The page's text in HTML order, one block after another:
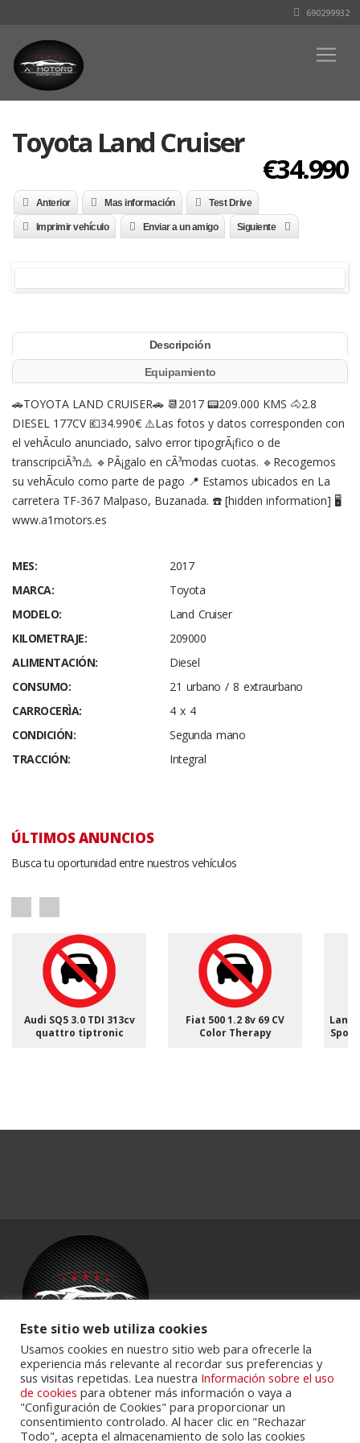
690299932
Toyota Land Cruiser
€34.990
Anterior Mas información Test Drive
Imprimir vehículo Enviar a un amigo Siguiente
Descripción
Equipamiento
🚗TOYOTA LAND CRUISER🚗 📆2017 📟209.000 KMS 🐴2.8
DIESEL 177CV 💶34.990€ ⚠️Las fotos y datos corresponden con
el vehÃ­culo anunciado, salvo error tipogrÃ¡fico o de
transcripciÃ³n⚠️ 🔹PÃ¡galo en cÃ³modas cuotas. 🔹Recogemos
su vehÃ­culo como parte de pago 📍 Estamos ubicados en La
carretera TF-367 Malpaso, Buzanada. ☎️ [hidden information] 🖥️
www.a1motors.es
MES:
2017
MARCA:
Toyota
MODELO:
Land Cruiser
KILOMETRAJE:
209000
ALIMENTACIÓN:
Diesel
CONSUMO:
21 urbano / 8 extraurbano
CARROCERÌA:
4 x 4
CONDICIÓN:
Segunda mano
TRACCIÓN:
Integral
ÚLTIMOS ANUNCIOS
Busca tu oportunidad entre nuestros vehículos
Audi SQ5 3.0 TDI 313cv
quattro tiptronic
Fiat 500 1.2 8v 69 CV
Color Therapy
Land
Sport
Powered byPortalclub.
Este sitio web utiliza cookies
Usamos cookies en nuestro sitio web para ofrecerle la
experiencia más relevante al recordar sus preferencias y
sus visitas repetidas. Lea nuestra Información sobre el uso
de cookies para obtener más información o vaya a
"Configuración de Cookies" para proporcionar un
consentimiento controlado. Al hacer clic en "Rechazar
Todo", acepta el almacenamiento de solo las cookies